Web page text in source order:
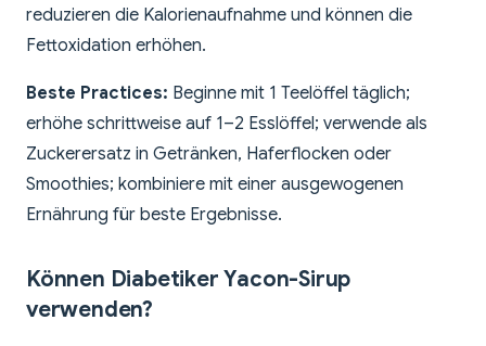
reduzieren die Kalorienaufnahme und können die
Fettoxidation erhöhen.
Beste Practices: Beginne mit 1 Teelöffel täglich;
erhöhe schrittweise auf 1–2 Esslöffel; verwende als
Zuckerersatz in Getränken, Haferflocken oder
Smoothies; kombiniere mit einer ausgewogenen
Ernährung für beste Ergebnisse.
Können Diabetiker Yacon-Sirup
verwenden?